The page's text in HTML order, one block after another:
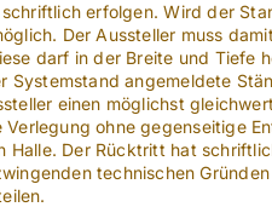
erfolgen. Wird der
Der Aussteller muss
darf in der Breite und
angemeldete
einen möglichst
ohne gegenseitige
Der Rücktritt hat
technischen